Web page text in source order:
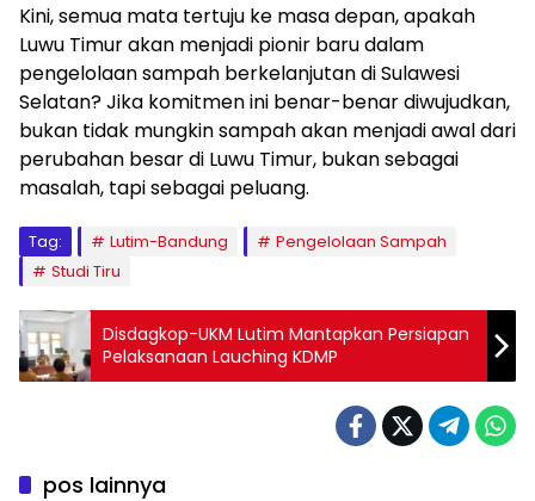
Kini, semua mata tertuju ke masa depan, apakah
Luwu Timur akan menjadi pionir baru dalam
pengelolaan sampah berkelanjutan di Sulawesi
Selatan? Jika komitmen ini benar-benar diwujudkan,
bukan tidak mungkin sampah akan menjadi awal dari
perubahan besar di Luwu Timur, bukan sebagai
masalah, tapi sebagai peluang.
Tag: Lutim-Bandung
Pengelolaan Sampah
Studi Tiru
Disdagkop-UKM Lutim Mantapkan Persiapan
Pelaksanaan Lauching KDMP
pos lainnya